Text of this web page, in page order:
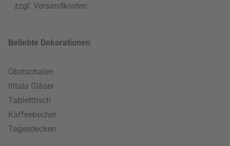
zzgl. Versandkosten
Beliebte Dekorationen
Obstschalen
Iittala Gläser
Tabletttisch
Kaffeebecher
Tagesdecken